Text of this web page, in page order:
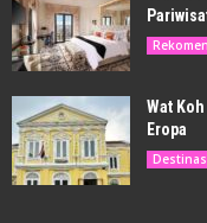
Wat
Eropa